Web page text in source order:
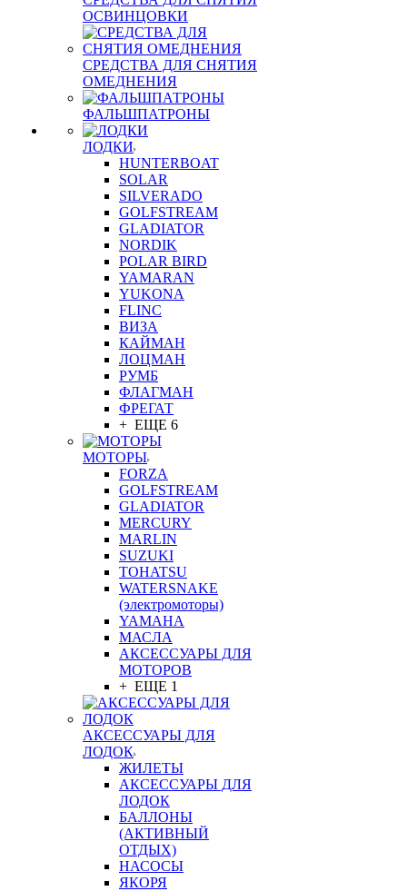
ОСВИНЦОВКИ
СРЕДСТВА ДЛЯ СНЯТИЯ
ОМЕДНЕНИЯ
ФАЛЬШПАТРОНЫ
ЛОДКИ
HUNTERBOAT
SOLAR
SILVERADO
GOLFSTREAM
GLADIATOR
NORDIK
POLAR BIRD
YAMARAN
YUKONA
FLINC
ВИЗА
КАЙМАН
ЛОЦМАН
РУМБ
ФЛАГМАН
ФРЕГАТ
+ ЕЩЕ 6
МОТОРЫ
FORZA
GOLFSTREAM
GLADIATOR
MERCURY
MARLIN
SUZUKI
TOHATSU
WATERSNAKE
(электромоторы)
YAMAHA
МАСЛА
АКСЕССУАРЫ ДЛЯ
МОТОРОВ
+ ЕЩЕ 1
АКСЕССУАРЫ ДЛЯ
ЛОДОК
ЖИЛЕТЫ
АКСЕССУАРЫ ДЛЯ
ЛОДОК
БАЛЛОНЫ
(АКТИВНЫЙ
ОТДЫХ)
НАСОСЫ
ЯКОРЯ